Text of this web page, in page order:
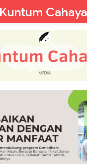
Kuntum Cahaya